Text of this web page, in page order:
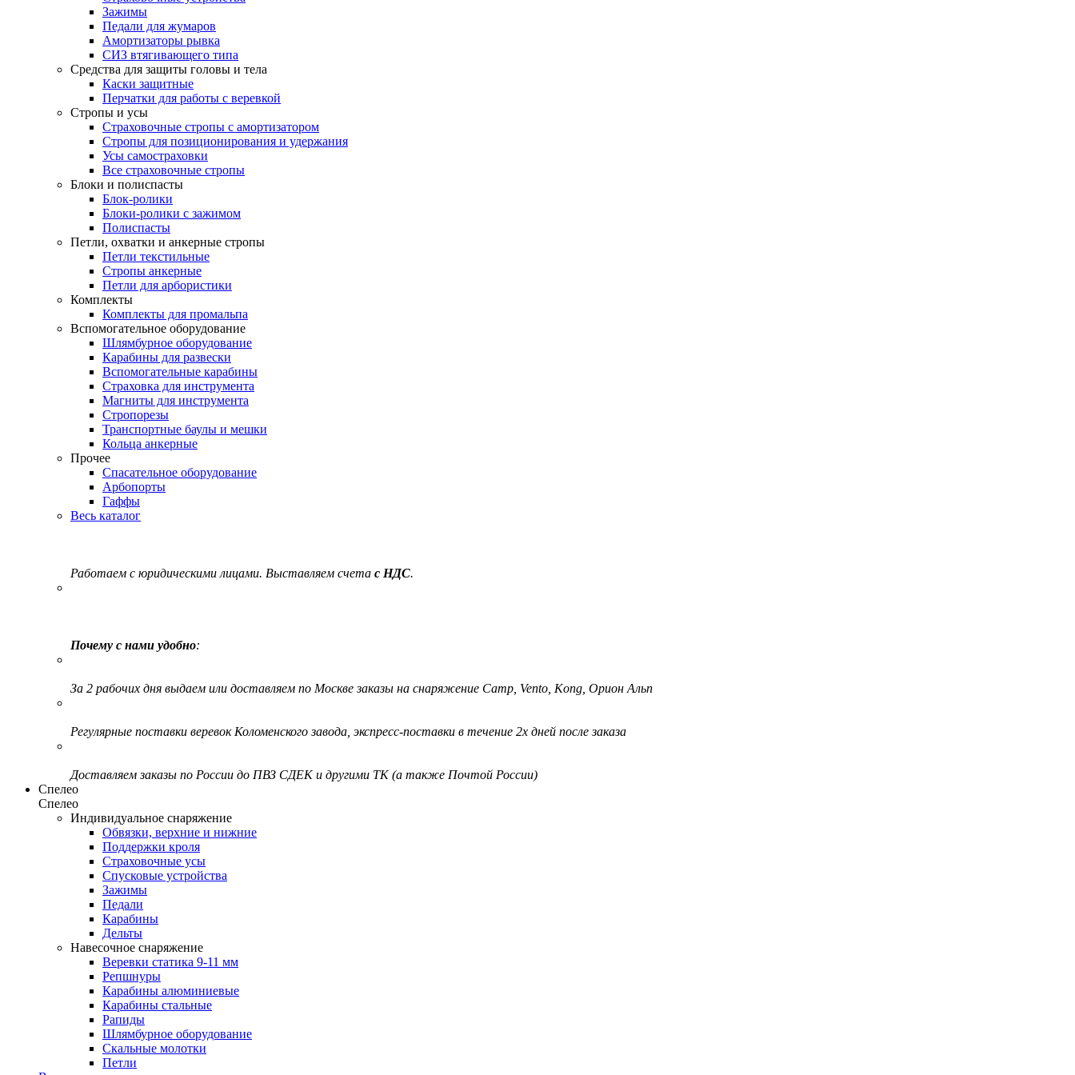
Зажимы
Педали для жумаров
Амортизаторы рывка
СИЗ втягивающего типа
Средства для защиты головы и тела
Каски защитные
Перчатки для работы с веревкой
Стропы и усы
Страховочные стропы с амортизатором
Стропы для позиционирования и удержания
Усы самостраховки
Все страховочные стропы
Блоки и полиспасты
Блок-ролики
Блоки-ролики с зажимом
Полиспасты
Петли, охватки и анкерные стропы
Петли текстильные
Стропы анкерные
Петли для арбористики
Комплекты
Комплекты для промальпа
Вспомогательное оборудование
Шлямбурное оборудование
Карабины для развески
Вспомогательные карабины
Страховка для инструмента
Магниты для инструмента
Стропорезы
Транспортные баулы и мешки
Кольца анкерные
Прочее
Спасательное оборудование
Арбопорты
Гаффы
Весь каталог
Работаем с юридическими лицами. Выставляем счета с НДС.
Почему с нами удобно:
За 2 рабочих дня выдаем или доставляем по Москве заказы на снаряжение Camp, Vento, Kong, Орион Альп
Регулярные поставки веревок Коломенского завода, экспресс-поставки в течение 2х дней после заказа
Доставляем заказы по России до ПВЗ СДЕК и другими ТК (а также Почтой России)
Спелео
Спелео
Индивидуальное снаряжение
Обвязки, верхние и нижние
Поддержки кроля
Страховочные усы
Спусковые устройства
Зажимы
Педали
Карабины
Дельты
Навесочное снаряжение
Веревки статика 9-11 мм
Репшнуры
Карабины алюминиевые
Карабины стальные
Рапиды
Шлямбурное оборудование
Скальные молотки
Петли